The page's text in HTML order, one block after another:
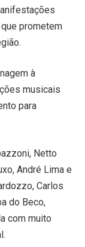
prometem
à
musicais
para
Netto
André Lima e
Carlos
do Beco,
com muito